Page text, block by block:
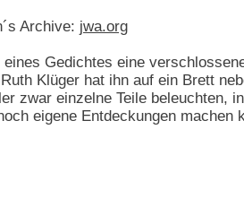
Archive: jwa.org
Gedichtes eine
Klüger hat ihn auf ein Brett
zwar einzelne Teile beleuchten,
eigene Entdeckungen machen